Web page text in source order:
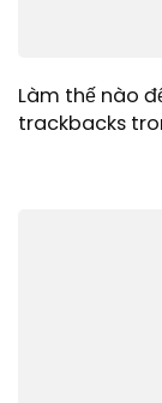
Làm thế nào
trackbacks